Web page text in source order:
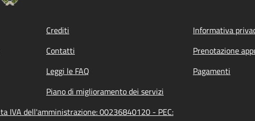
Crediti Informativa
Contatti Prenotazione
Leggi le FAQ Pagamenti
Piano di miglioramento dei servizi
IVA dell'amministrazione: 00236840120 - PEC: